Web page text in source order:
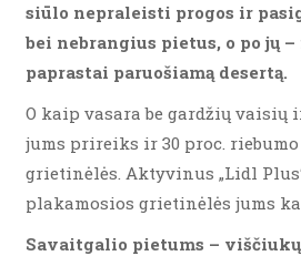
siūlo nepraleisti progos ir
bei nebrangius pietus, o po jų
paprastai paruošiamą desertą.
O kaip vasara be gardžių vaisių
jums prireiks ir 30 proc. riebumo
grietinėlės. Aktyvinus „Lidl
plakamosios grietinėlės jums
Savaitgalio pietums –